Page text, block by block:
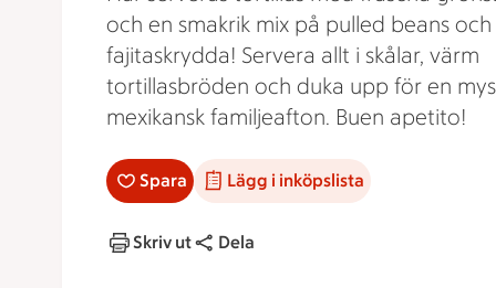
och en smakrik mix på pulled beans och
fajitaskrydda! Servera allt i skålar, värm
tortillasbröden och duka upp för en
mexikansk familjeafton. Buen apetito!
Spara Lägg i inköpslista
Skriv ut Dela